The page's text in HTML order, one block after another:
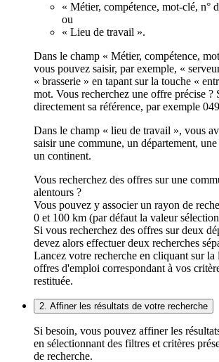
« Métier, compétence, mot-clé, n°
ou
« Lieu de travail ».
Dans le champ « Métier, compétence,
vous pouvez saisir, par exemple, «
« brasserie » en tapant sur la touche «
mot. Vous recherchez une offre précise ?
directement sa référence, par exemple
Dans le champ « lieu de travail », vous
saisir une commune, un département,
un continent.
Vous recherchez des offres sur une
alentours ?
Vous pouvez y associer un rayon de
0 et 100 km (par défaut la valeur
Si vous recherchez des offres sur deux
devez alors effectuer deux recherches
Lancez votre recherche en cliquant sur la
offres d'emploi correspondant à vos
restituée.
2. Affiner les résultats de votre recherche
Si besoin, vous pouvez affiner les
en sélectionnant des filtres et critères
de recherche.